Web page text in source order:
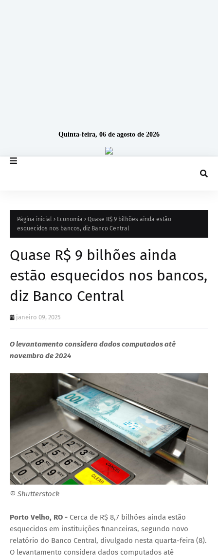
Quinta-feira, 06 de agosto de 2026
Página inicial Economia
Quase R$ 9 bilhões ainda estão
esquecidos nos bancos, diz Banco Central
Quase R$ 9 bilhões ainda
estão esquecidos nos bancos,
diz Banco Central
janeiro 09, 2025
O levantamento considera dados computados até
novembro de 2024
© Shutterstock
Porto Velho, RO - Cerca de R$ 8,7 bilhões ainda estão
esquecidos em instituições financeiras, segundo novo
relatório do Banco Central, divulgado nesta quarta-feira (8).
O levantamento considera dados computados até